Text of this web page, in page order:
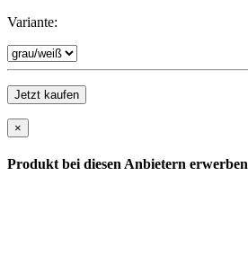
Variante:
Jetzt kaufen
×
Produkt bei diesen Anbietern erwerben